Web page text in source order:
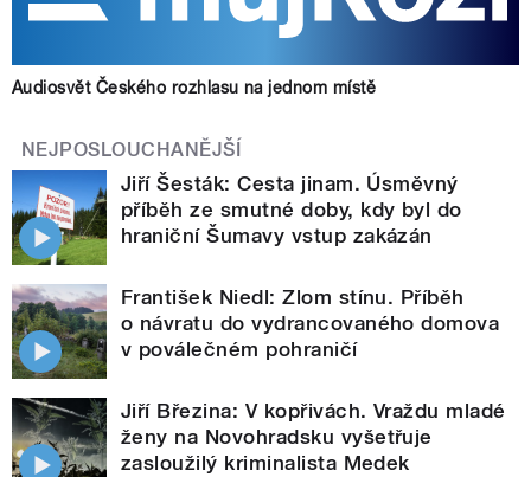
Audiosvět Českého rozhlasu na jednom místě
NEJPOSLOUCHANĚJŠÍ
Jiří Šesták: Cesta jinam. Úsměvný
příběh ze smutné doby, kdy byl do
hraniční Šumavy vstup zakázán
František Niedl: Zlom stínu. Příběh
o návratu do vydrancovaného domova
v poválečném pohraničí
Jiří Březina: V kopřivách. Vraždu mladé
ženy na Novohradsku vyšetřuje
zasloužilý kriminalista Medek